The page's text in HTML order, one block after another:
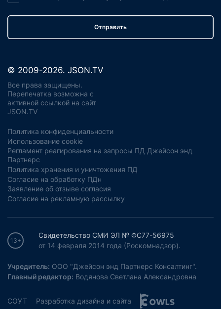
Отправить
© 2009-2026. JSON.TV
Все права защищены.
Перепечатка возможна с
активной ссылкой на сайт
JSON.TV
Политика конфиденциальности
Использование cookie
Регламент реагирования на запросы ПД Джейсон энд
Партнерс
Политика хранения и уничтожения ПД
Согласие на обработку ПДн
Заявление об отзыве согласия
Согласие на рекламную рассылку
13+
Свидетельство СМИ ЭЛ № ФС77-56975
от 14 февраля 2014 года (Роскомнадзор).
Учредитель: ООО "Джейсон энд Партнерс Консалтинг".
Главный редактор: Водянова Светлана Александровна
СОУТ Разработка дизайна и сайта